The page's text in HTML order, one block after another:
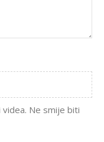
Ne smije biti